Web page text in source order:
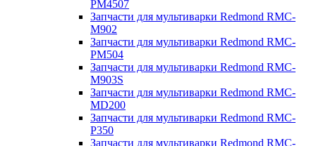
PM4507
Запчасти для мультиварки Redmond RMC-
M902
Запчасти для мультиварки Redmond RMC-
PM504
Запчасти для мультиварки Redmond RMC-
M903S
Запчасти для мультиварки Redmond RMC-
MD200
Запчасти для мультиварки Redmond RMC-
P350
Запчасти для мультиварки Redmond RMC-